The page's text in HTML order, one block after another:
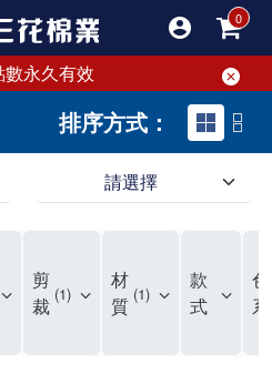
永久有效
排序方式：
請選擇
剪
裁 1
材
質 1
款
式
色
系